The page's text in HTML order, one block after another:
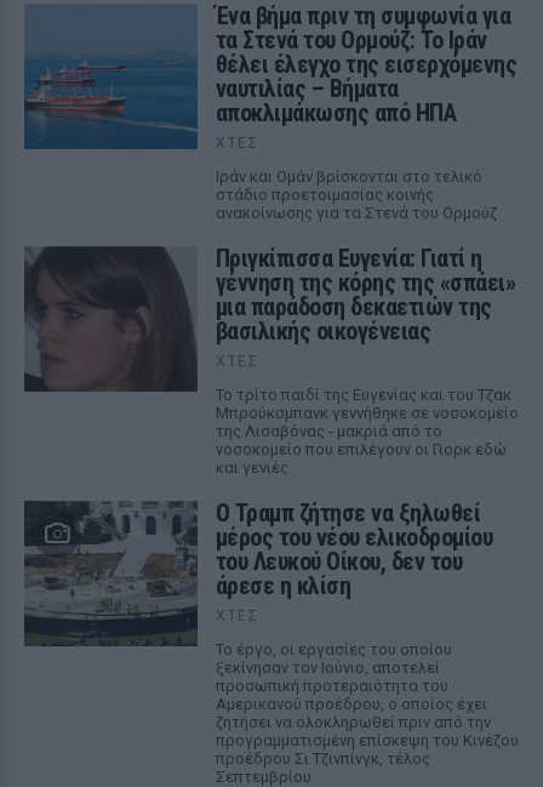
Ένα βήμα πριν τη συμφωνία για
τα Στενά του Ορμούζ: Το Ιράν
θέλει έλεγχο της εισερχόμενης
ναυτιλίας – Βήματα
αποκλιμάκωσης από ΗΠΑ
ΧΤΕΣ
Ιράν και Ομάν βρίσκονται στο τελικό
στάδιο προετοιμασίας κοινής
ανακοίνωσης για τα Στενά του Ορμούζ
Πριγκίπισσα Ευγενία: Γιατί η
γέννηση της κόρης της «σπάει»
μια παράδοση δεκαετιών της
βασιλικής οικογένειας
ΧΤΕΣ
Το τρίτο παιδί της Ευγενίας και του Τζακ
Μπρούκσμπανκ γεννήθηκε σε νοσοκομείο
της Λισαβόνας - μακριά από το
νοσοκομείο που επιλέγουν οι Γιορκ εδώ
και γενιές.
Ο Τραμπ ζήτησε να ξηλωθεί
μέρος του νέου ελικοδρομίου
του Λευκού Οίκου, δεν του
άρεσε η κλίση
ΧΤΕΣ
Το έργο, οι εργασίες του οποίου
ξεκίνησαν τον Ιούνιο, αποτελεί
προσωπική προτεραιότητα του
Αμερικανού προέδρου, ο οποίος έχει
ζητήσει να ολοκληρωθεί πριν από την
προγραμματισμένη επίσκεψη του Κινέζου
προέδρου Σι Τζινπίνγκ, τέλος
Σεπτεμβρίου